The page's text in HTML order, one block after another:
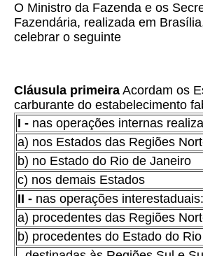
O Ministro da Fazenda e os
Fazendária, realizada em
celebrar o seguinte
Cláusula primeira Acordam os
carburante do estabelecimento
I - nas operações internas
a) nos Estados das Regiões
b) no Estado do Rio de Janeiro
c) nos demais Estados
II - nas operações interestaduais:
a) procedentes das Regiões
b) procedentes do Estado do